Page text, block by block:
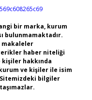
bir marka, kurum
bulunmamaktadır.
makaleler
haber niteliği
hakkında
ve kişiler ile isim
bilgiler